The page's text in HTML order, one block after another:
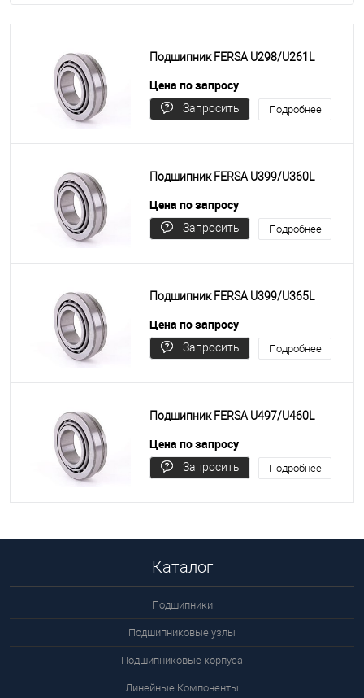
Подшипник FERSA U298/U261L
Цена по запросу
Запросить
Подробнее
Подшипник FERSA U399/U360L
Цена по запросу
Запросить
Подробнее
Подшипник FERSA U399/U365L
Цена по запросу
Запросить
Подробнее
Подшипник FERSA U497/U460L
Цена по запросу
Запросить
Подробнее
Каталог
Подшипники
Подшипниковые узлы
Подшипниковые корпуса
Линейные Компоненты